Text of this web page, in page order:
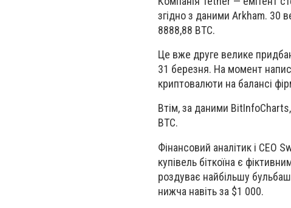
згідно з даними Arkham. 30
8888,88 BTC.
Це вже друге велике
31 березня. На момент
криптовалюти на балансі
Втім, за даними
BTC.
Фінансовий аналітик і CEO
купівель біткоїна є
роздуває найбільшу
нижча навіть за $1 000.